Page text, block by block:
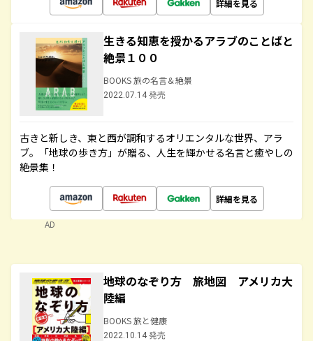
詳細を見る
生きる知恵を授かるアラブのことばと
絶景１００
BOOKS 旅の名言＆絶景
2022.07.14 発売
古きと新しき、東と西が調和するオリエンタルな世界、アラ
ブ。「地球の歩き方」が贈る、人生を輝かせる名言と癒やしの
絶景集！
詳細を見る
AD
地球のなぞり方 旅地図 アメリカ大
陸編
BOOKS 旅と健康
2022.10.14 発売